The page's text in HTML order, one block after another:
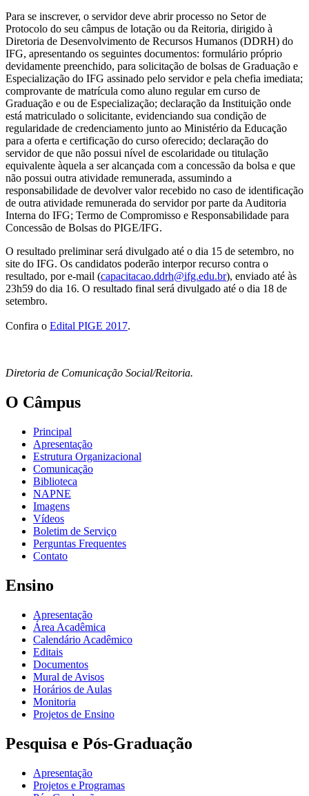
Para se inscrever, o servidor deve abrir processo no Setor de
Protocolo do seu câmpus de lotação ou da Reitoria, dirigido à
Diretoria de Desenvolvimento de Recursos Humanos (DDRH) do
IFG, apresentando os seguintes documentos: formulário próprio
devidamente preenchido, para solicitação de bolsas de Graduação e
Especialização do IFG assinado pelo servidor e pela chefia imediata;
comprovante de matrícula como aluno regular em curso de
Graduação e ou de Especialização; declaração da Instituição onde
está matriculado o solicitante, evidenciando sua condição de
regularidade de credenciamento junto ao Ministério da Educação
para a oferta e certificação do curso oferecido; declaração do
servidor de que não possui nível de escolaridade ou titulação
equivalente àquela a ser alcançada com a concessão da bolsa e que
não possui outra atividade remunerada, assumindo a
responsabilidade de devolver valor recebido no caso de identificação
de outra atividade remunerada do servidor por parte da Auditoria
Interna do IFG; Termo de Compromisso e Responsabilidade para
Concessão de Bolsas do PIGE/IFG.
O resultado preliminar será divulgado até o dia 15 de setembro, no
site do IFG. Os candidatos poderão interpor recurso contra o
resultado, por e-mail (capacitacao.ddrh@ifg.edu.br), enviado até às
23h59 do dia 16. O resultado final será divulgado até o dia 18 de
setembro.
Confira o Edital PIGE 2017.
Diretoria de Comunicação Social/Reitoria.
O Câmpus
Principal
Apresentação
Estrutura Organizacional
Comunicação
Biblioteca
NAPNE
Imagens
Vídeos
Boletim de Serviço
Perguntas Frequentes
Contato
Ensino
Apresentação
Área Acadêmica
Calendário Acadêmico
Editais
Documentos
Mural de Avisos
Horários de Aulas
Monitoria
Projetos de Ensino
Pesquisa e Pós-Graduação
Apresentação
Projetos e Programas